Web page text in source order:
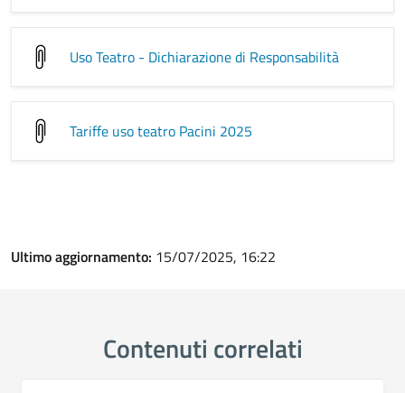
Uso Teatro - Dichiarazione di Responsabilità
Tariffe uso teatro Pacini 2025
Ultimo aggiornamento: 15/07/2025, 16:22
Contenuti correlati